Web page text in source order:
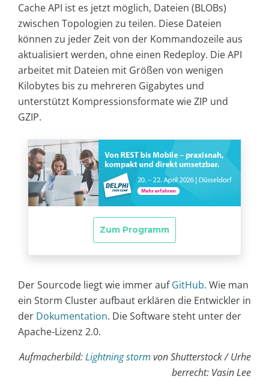
Cache API ist es jetzt möglich, Dateien (BLOBs)
zwischen Topologien zu teilen. Diese Dateien
können zu jeder Zeit von der Kommandozeile aus
aktualisiert werden, ohne einen Redeploy. Die API
arbeitet mit Dateien mit Größen von wenigen
Kilobytes bis zu mehreren Gigabytes und
unterstützt Kompressionsformate wie ZIP und
GZIP.
Der Sourcode liegt wie immer aufGitHub. Wie man
ein Storm Cluster aufbaut erklären die Entwickler in
der Dokumentation. Die Software steht unter der
Apache-Lizenz 2.0.
Aufmacherbild:Lightning storm von Shutterstock / Urhe
berrecht: Vasin Lee